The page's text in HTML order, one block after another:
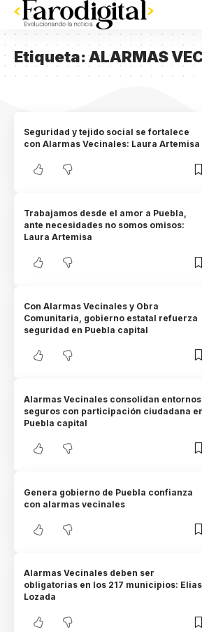
Etiqueta:ALARMAS
Seguridad y tejido social se fortalece
con Alarmas Vecinales: Laura Artemisa
Trabajamos desde el amor a Puebla,
ante necesidades no somos omisos:
Laura Artemisa
Con Alarmas Vecinales y Obra
Comunitaria, gobierno estatal refuerza
seguridad en Puebla capital
Alarmas Vecinales consolidan entornos
seguros con participación ciudadana
Puebla capital
Genera gobierno de Puebla confianza
con alarmas vecinales
Alarmas Vecinales deben ser
obligatorias en los 217 municipios: Elias
Lozada